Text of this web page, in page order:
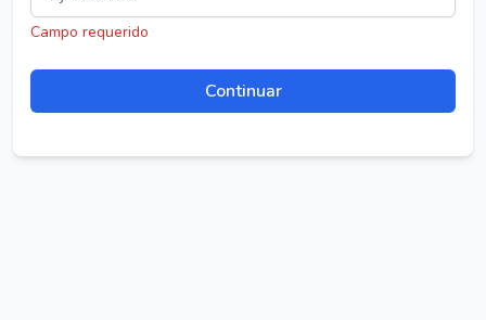
Campo requerido
Continuar